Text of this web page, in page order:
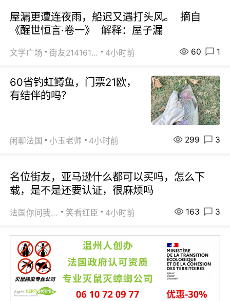
屋漏更遭连夜雨，船迟又遇打头风。 摘自
《醒世恒言·卷一》 解释：屋子漏
文学广场 街友21416156 4小时前 60 1
60省钓虹鳟鱼，门票21欧，
有结伴的吗？
闲聊法国 小玉老师 4小时前 299 3
名位街友，亚马逊什么都可以买吗，怎么下
载，是不是还要认证，很麻烦吗
法国你问我答 笑看红臣 4小时前 163 3